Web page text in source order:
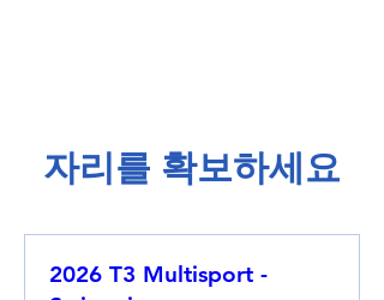
​자리를 확보하세요​
2026 T3 Multisport -